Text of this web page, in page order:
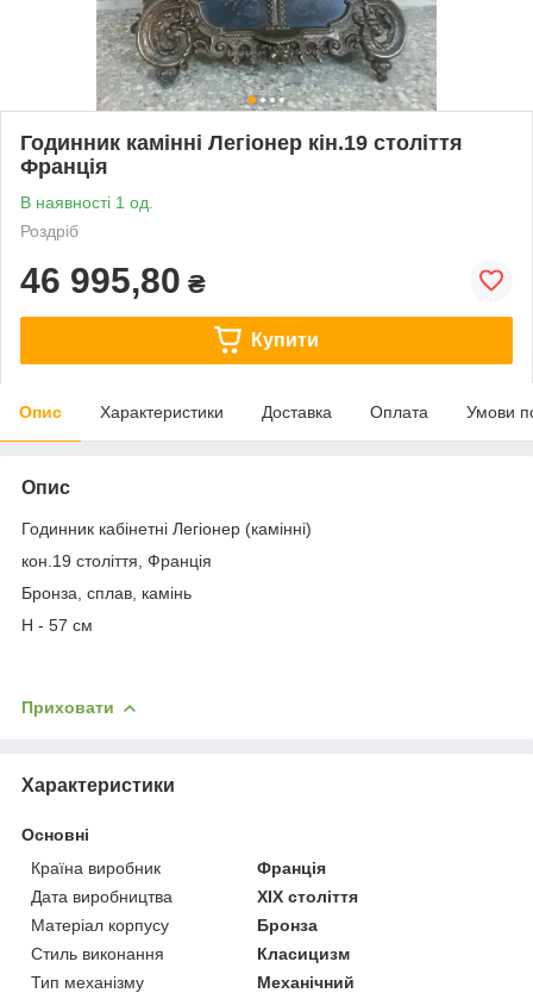
Годинник камінні Легіонер кін.19 століття
Франція
В наявності 1 од.
Роздріб
46 995,80 ₴
Купити
Опис Характеристики Доставка Оплата Умови
Опис
Годинник кабінетні Легіонер (камінні)
кон.19 століття, Франція
Бронза, сплав, камінь
Н - 57 см
Приховати
Характеристики
Основні
Країна виробник
Франція
Дата виробництва
XIX століття
Матеріал корпусу
Бронза
Стиль виконання
Класицизм
Тип механізму
Механічний